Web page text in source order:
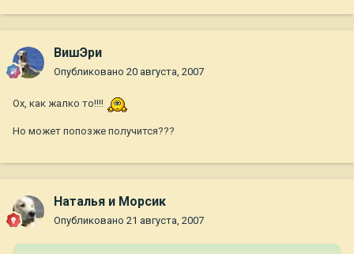
ВишЭри
Опубликовано 20 августа, 2007
Ох, как жалко то!!!!
Но может попозже получится???
Наталья и Морсик
Опубликовано 21 августа, 2007